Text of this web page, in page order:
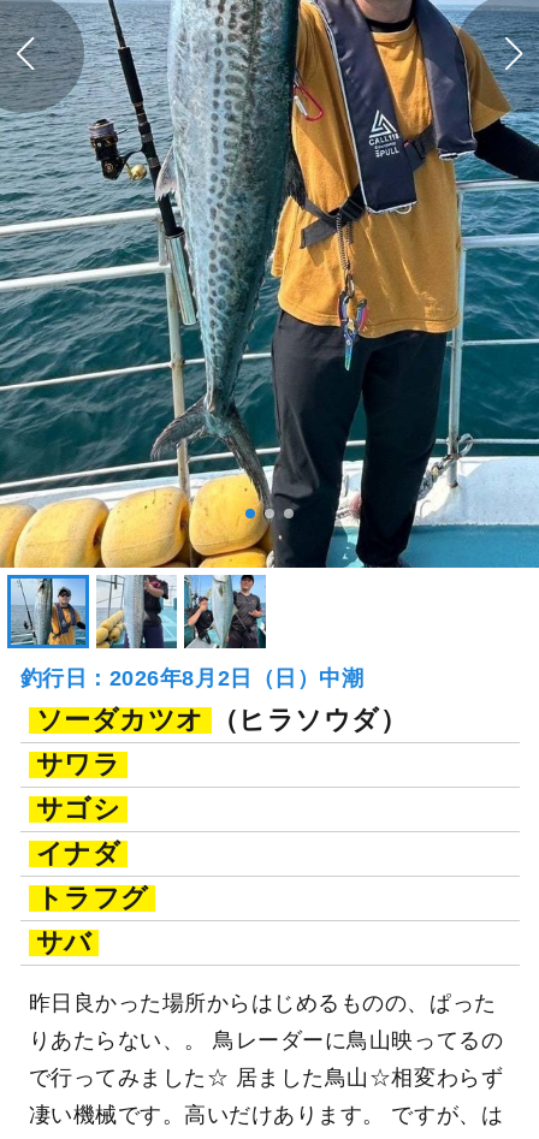
釣行日：2026年8月2日（日）中潮
ソーダカツオ
（ヒラソウダ）
サワラ
サゴシ
イナダ
トラフグ
サバ
昨日良かった場所からはじめるものの、ぱった
りあたらない、。 鳥レーダーに鳥山映ってるの
で行ってみました☆ 居ました鳥山☆相変わらず
凄い機械です。高いだけあります。 ですが、は